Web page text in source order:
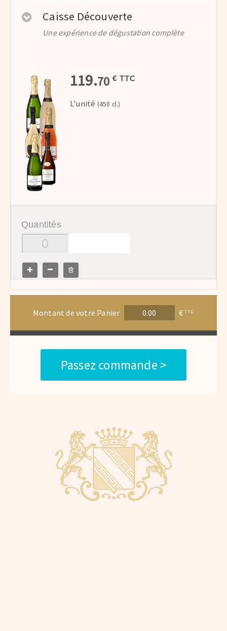
Caisse Découverte
Une expérience de dégustation complète
119.70 € TTC
L'unité (450 cl.)
Quantités
Montant de votre Panier €TTC
Passez commande >